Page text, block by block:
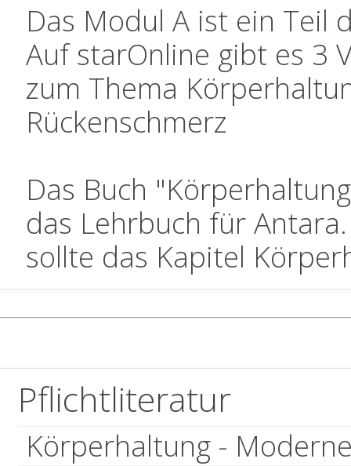
Das Modul A ist ein Teil
Auf starOnline gibt es 3
zum Thema
Rückenschmerz
Das Buch
das Lehrbuch für
sollte das Kapitel
Pflichtliteratur
Körperhaltung -